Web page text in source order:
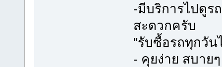
-มีบริการไปดู
สะดวกครับ
"รับซื้อรถทุกวัน
- คุยง่าย สบาย